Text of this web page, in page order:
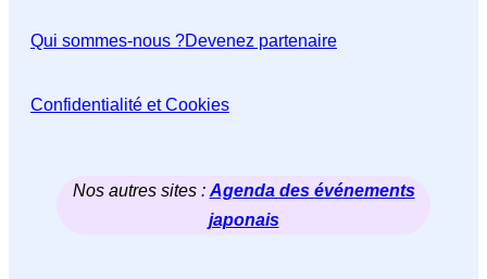
Qui sommes-nous ?Devenez partenaire
Confidentialité et Cookies
Nos autres sites :Agenda des événements
japonais